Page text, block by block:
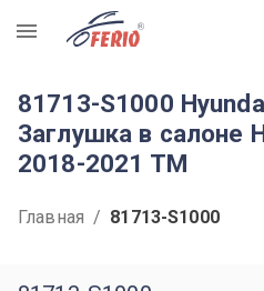
R
81713-S1000
Заглушка в салоне
2018-2021 TM
Главная / 81713-S1000